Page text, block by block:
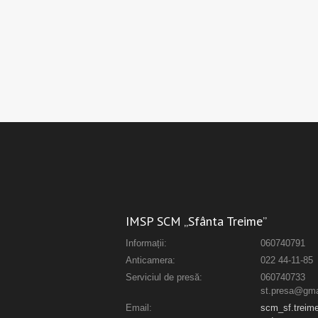
IMSP SCM „Sfânta Treime”
Informații:
060740791
Anticamera:
022 44-11-85
Serviciul de presă:
060740733
Email: